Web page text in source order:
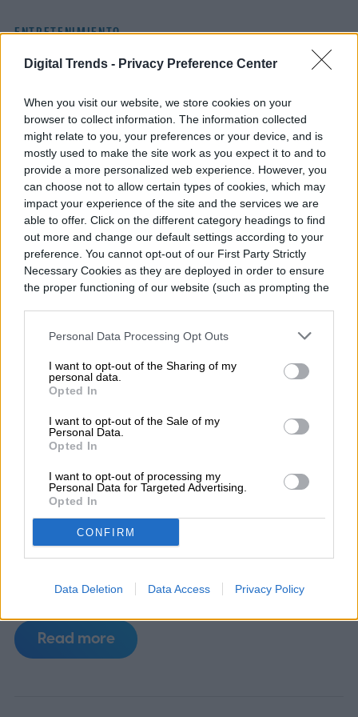
Digital Trends - Privacy Preference Center
When you visit our website, we store cookies on your
browser to collect information. The information collected
might relate to you, your preferences or your device, and is
mostly used to make the site work as you expect it to and to
provide a more personalized web experience. However, you
can choose not to allow certain types of cookies, which may
impact your experience of the site and the services we are
able to offer. Click on the different category headings to find
out more and change our default settings according to your
preference. You cannot opt-out of our First Party Strictly
Necessary Cookies as they are deployed in order to ensure
the proper functioning of our website (such as prompting the
Personal Data Processing Opt Outs
I want to opt-out of the Sharing of my
personal data.
Opted In
I want to opt-out of the Sale of my
Personal Data.
Opted In
I want to opt-out of processing my
Personal Data for Targeted Advertising.
Opted In
CONFIRM
Data Deletion Data Access Privacy Policy
ENTRETENIMIENTO
Disney admitió el fracaso
de «The Mandalorian y
Grogu» y Moana acción
real
Grogu y el remake en acción real de Moana
tuvieron un rendimiento inferior al
esperado en las salas de cine. La
D’Amaro, director ejecutivo de la compañía,
durante una llamada con inversores en la
que se analizaron los resultados
Read more